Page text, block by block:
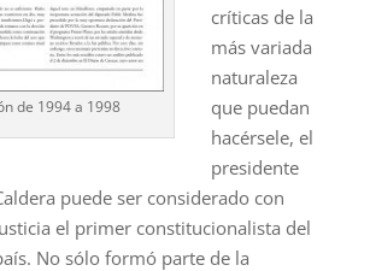
de 1994 a 1998
críticas de la
más variada
naturaleza
que puedan
hacérsele, el
presidente
puede ser considerado con
el primer constitucionalista del
No sólo formó parte de la